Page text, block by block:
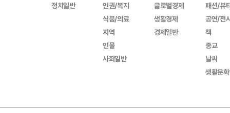
정치일반
인권/복지
식품/의료
지역
인물
사회일반
글로벌경제
생활경제
경제일반
패션/뷰
공연/전
책
종교
날씨
생활문